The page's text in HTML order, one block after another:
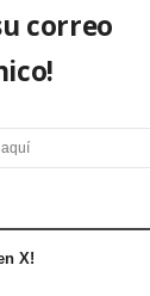
correo
X!